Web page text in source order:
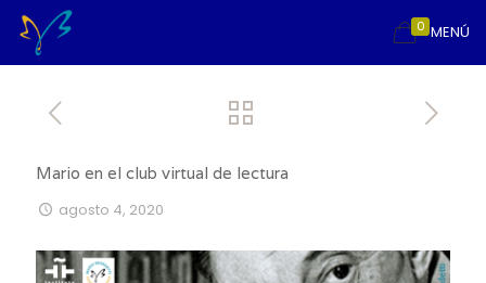
MENÚ
0
Mario en el club virtual de lectura
agosto 4, 2020